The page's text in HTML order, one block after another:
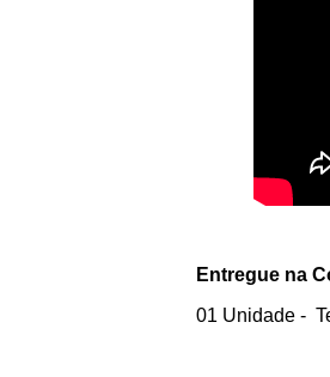
Entregue na
01 Unidade -